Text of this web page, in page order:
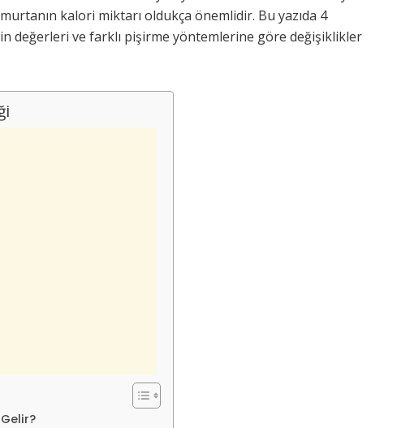
kalori miktarı oldukça önemlidir. Bu yazıda 4
değerleri ve farklı pişirme yöntemlerine göre değişiklikler